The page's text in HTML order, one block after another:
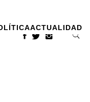
ACTUALIDAD